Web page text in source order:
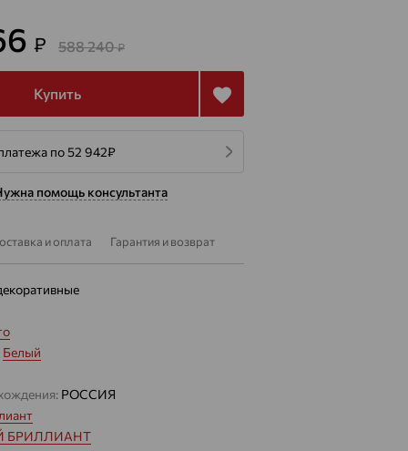
₽ 588 240₽
Купить
по 52 942₽
помощь консультанта
и оплата Гарантия и возврат
Белый
РОССИЯ
БРИЛЛИАНТ